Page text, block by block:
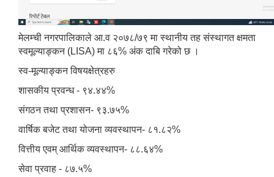
मेलम्ची नगरपालिकाले आ.व २०७८/७९ मा स्थानीय तह संस्थागत क्षमता
स्वमूल्याङ्कन (LISA) मा ८६% अंक दाबि गरेको छ ।
स्व-मूल्याङ्कन विषयक्षेत्रहरु
शासकीय प्रवन्ध - ९४.४४%
संगठन तथा प्रशासन- ९३.७५%
वार्षिक बजेट तथा योजना व्यवस्थापन- ८१.८२%
वित्तीय एवम् आर्थिक व्यवस्थापन- ८८.६४%
सेवा प्रवाह - ८७.५%